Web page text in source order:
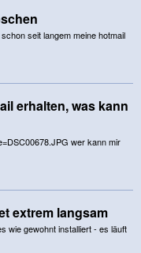
seit langem meine hotmail
erhalten, was kann
wer kann mir
extrem langsam
wie gewohnt installiert - es läuft